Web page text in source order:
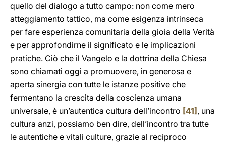
quello del dialogo a tutto campo: non come mero
atteggiamento tattico, ma come esigenza intrinseca
per fare esperienza comunitaria della gioia della Verità
e per approfondirne il significato e le implicazioni
pratiche. Ciò che il Vangelo e la dottrina della Chiesa
sono chiamati oggi a promuovere, in generosa e
aperta sinergia con tutte le istanze positive che
fermentano la crescita della coscienza umana
universale, è un’autentica cultura dell’incontro [41] , una
cultura anzi, possiamo ben dire, dell’incontro tra tutte
le autentiche e vitali culture, grazie al reciproco